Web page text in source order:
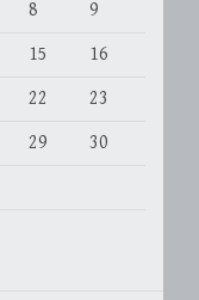
8
9
15
16
22
23
29
30